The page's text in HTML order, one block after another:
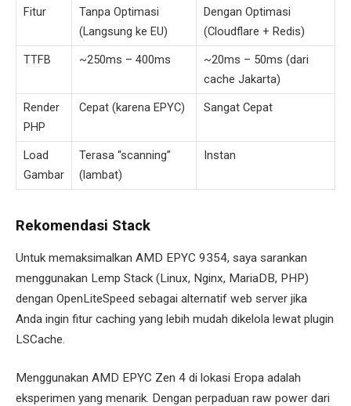
Fitur
Tanpa Optimasi
(Langsung ke EU)
Dengan Optimasi
(Cloudflare + Redis)
TTFB
~250ms – 400ms
~20ms – 50ms (dari
cache Jakarta)
Render
PHP
Cepat (karena EPYC) Sangat Cepat
Load
Gambar
Terasa “scanning”
(lambat)
Instan
Rekomendasi Stack
Untuk memaksimalkan AMD EPYC 9354, saya sarankan
menggunakan Lemp Stack (Linux, Nginx, MariaDB, PHP)
dengan OpenLiteSpeed sebagai alternatif web server jika
Anda ingin fitur caching yang lebih mudah dikelola lewat plugin
LSCache.
Menggunakan AMD EPYC Zen 4 di lokasi Eropa adalah
eksperimen yang menarik. Dengan perpaduan raw power dari